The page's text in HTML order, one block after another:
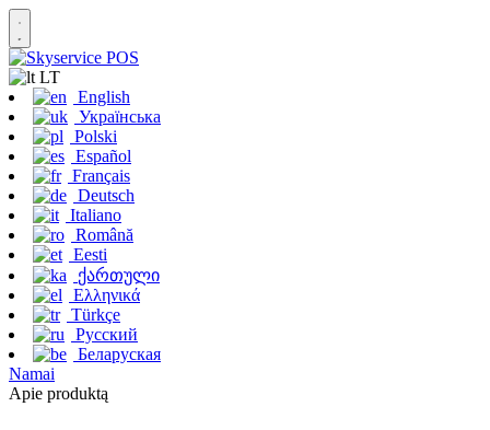
LT
English
Українська
Polski
Español
Français
Deutsch
Italiano
Română
Eesti
ქართული
Ελληνικά
Türkçe
Русский
Беларуская
Namai
Apie produktą